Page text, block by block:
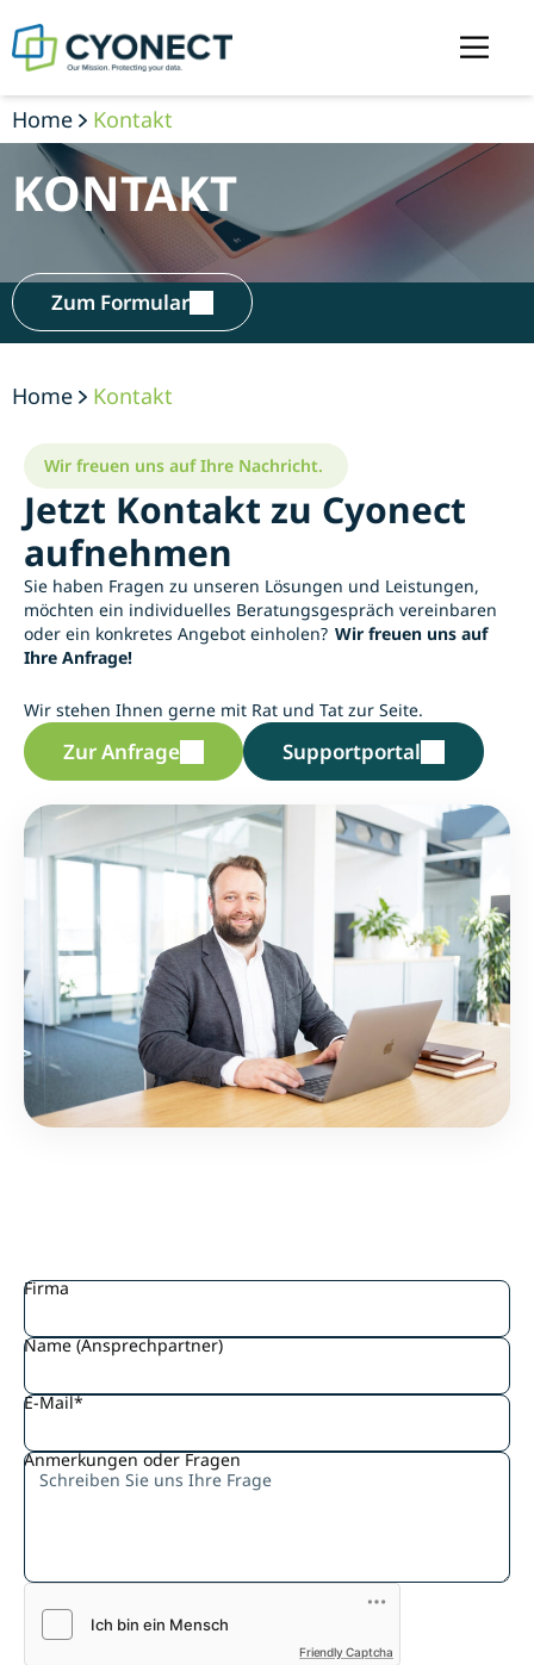
Home Kontakt
KONTAKT
Zum Formular
Home Kontakt
Wir freuen uns auf Ihre Nachricht.
Jetzt Kontakt zu Cyonect
aufnehmen
Sie haben Fragen zu unseren Lösungen und Leistungen,
möchten ein individuelles Beratungsgespräch vereinbaren
oder ein konkretes Angebot einholen? Wir freuen uns auf
Ihre Anfrage!
Wir stehen Ihnen gerne mit Rat und Tat zur Seite.
Zur Anfrage Supportportal
Firma
Name (Ansprechpartner)
E-Mail*
Anmerkungen oder Fragen
Friendly Captcha